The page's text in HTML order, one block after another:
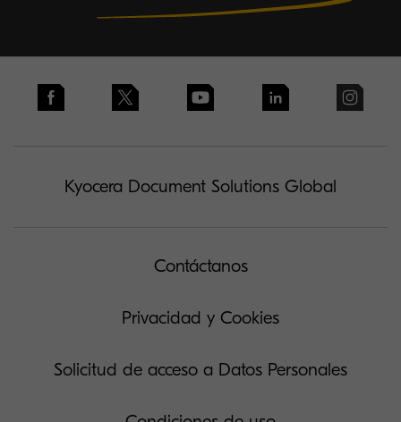
Kyocera Document Solutions Global
Contáctanos
Privacidad y Cookies
Solicitud de acceso a Datos Personales